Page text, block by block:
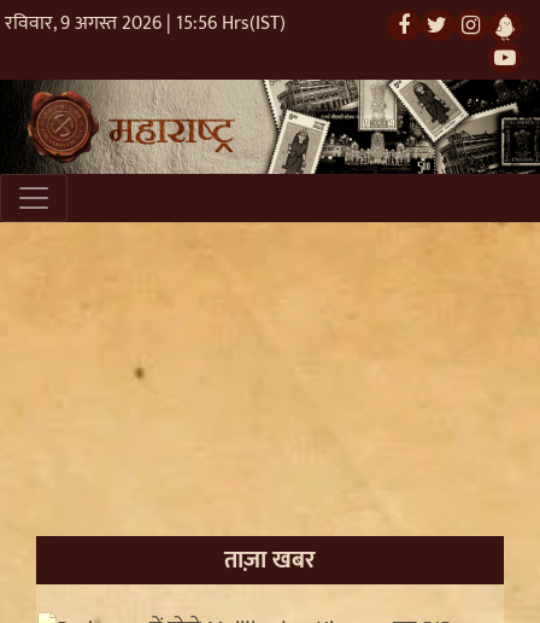
रविवार, 9 अगस्त 2026 | 15:56 Hrs(IST)
ताज़ा खबर